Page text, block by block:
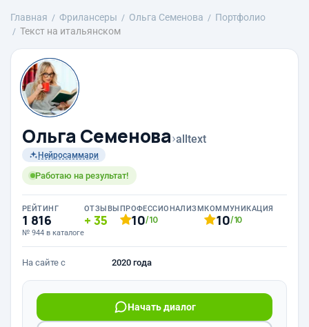
Главная Фрилансеры Ольга Семенова
Портфолио
Текст на итальянском
Ольга Семенова›alltext
Нейросаммари
Работаю на результат!
РЕЙТИНГ
1 816
№ 944 в каталоге
ОТЗЫВЫ
35
ПРОФЕССИОНАЛИЗМ
10/10
КОММУНИКАЦИЯ
10/10
На сайте с 2020 года
Начать диалог